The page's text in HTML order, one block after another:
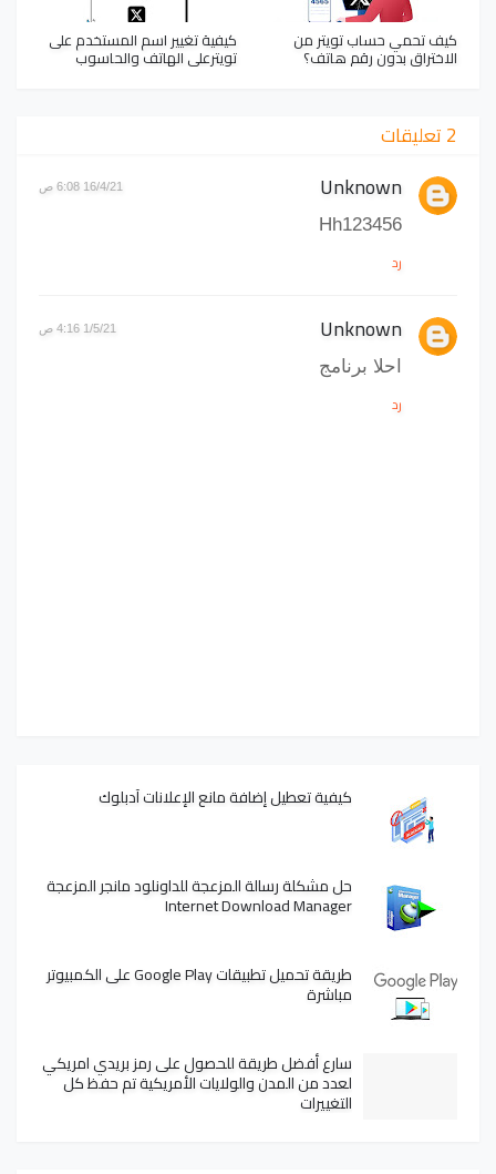
كيف تحمي حساب تويتر من
الاختراق بدون رقم هاتف؟
كيفية تغيير اسم المستخدم على
تويترعلى الهاتف والحاسوب
2 تعليقات
Unknown 16/4/21 6:08 ص
Hh123456
رد
Unknown 1/5/21 4:16 ص
احلا برنامج
رد
كيفية تعطيل إضافة مانع الإعلانات آدبلوك
حل مشكلة رسالة المزعجة للداونلود مانجر المزعجة
Internet Download Manager
طريقة تحميل تطبيقات Google Play على الكمبيوتر
مباشرة
سارع أفضل طريقة للحصول على رمز بريدي امريكي
لعدد من المدن والولايات الأمريكية تم حفظ كل
التغييرات